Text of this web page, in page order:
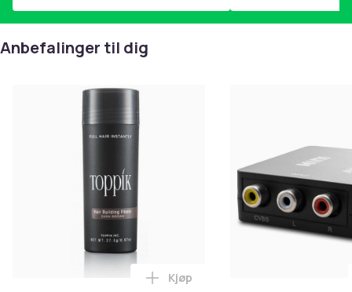
Anbefalinger til dig
Legg Toppik - 27,5g - Dark
Kjøp